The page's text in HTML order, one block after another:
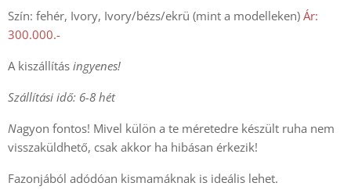
Szín: fehér, Ivory, Ivory/bézs/ekrü (mint a modelleken) Ár:
300.000.-
A kiszállítás ingyenes!
Szállítási idő: 6-8 hét
Nagyon fontos! Mivel külön a te méretedre készült ruha nem
visszaküldhető, csak akkor ha hibásan érkezik!
Fazonjából adódóan kismamáknak is ideális lehet.